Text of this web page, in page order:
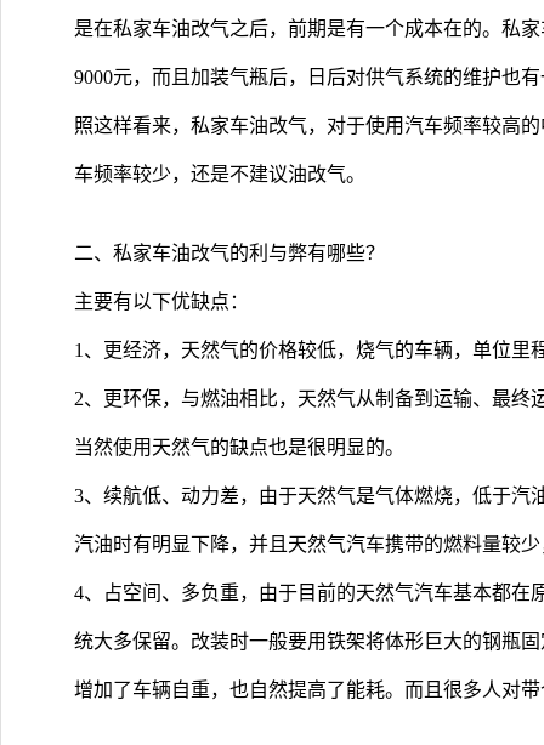
是在私家车油改气之后，前期是有一个成本在的。私
9000元，而且加装气瓶后，日后对供气系统的维护也
照这样看来，私家车油改气，对于使用汽车频率较高
车频率较少，还是不建议油改气。
二、私家车油改气的利与弊有哪些？
主要有以下优缺点：
1、更经济，天然气的价格较低，烧气的车辆，单位里
2、更环保，与燃油相比，天然气从制备到运输、最
当然使用天然气的缺点也是很明显的。
3、续航低、动力差，由于天然气是气体燃烧，低于汽
汽油时有明显下降，并且天然气汽车携带的燃料量较
4、占空间、多负重，由于目前的天然气汽车基本都在
统大多保留。改装时一般要用铁架将体形巨大的钢瓶
增加了车辆自重，也自然提高了能耗。而且很多人对